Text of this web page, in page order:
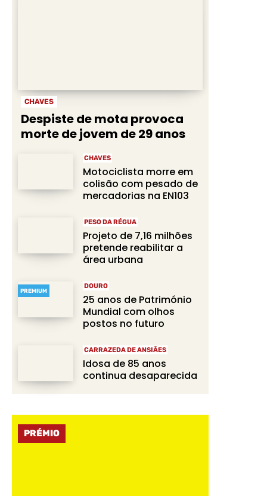
CHAVES
Despiste de mota provoca
morte de jovem de 29 anos
CHAVES
Motociclista morre em
colisão com pesado de
mercadorias na EN103
PESO DA RÉGUA
Projeto de 7,16 milhões
pretende reabilitar a
área urbana
PREMIUM
DOURO
25 anos de Património
Mundial com olhos
postos no futuro
CARRAZEDA DE ANSIÃES
Idosa de 85 anos
continua desaparecida
PRÉMIO